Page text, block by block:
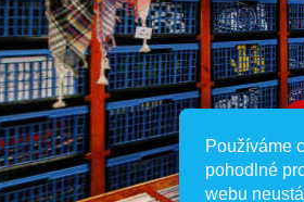
Používáme
pohodlné
webu